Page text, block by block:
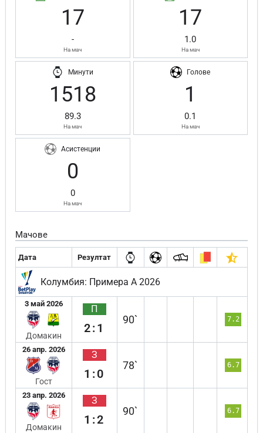
17
-
На мач
17
1.0
На мач
Минути
1518
89.3
На мач
Голове
1
0.1
На мач
Асистенции
0
0
На мач
Мачове
Дата Резултат
Колумбия: Примера А 2026
3 май 2026
Домакин
П
2:1
90` 7.2
26 апр. 2026
Гост
З
1:0
78` 6.7
23 апр. 2026
Домакин
З
1:2
90` 6.7